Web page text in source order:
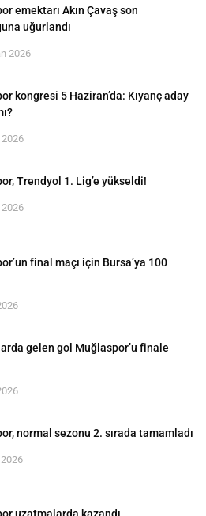
emektarı Akın Çavaş son
uğurlandı
2026
kongresi 5 Haziran’da: Kıyanç aday
2026
Trendyol 1. Lig’e yükseldi!
2026
final maçı için Bursa’ya 100
gelen gol Muğlaspor’u finale
normal sezonu 2. sırada tamamladı